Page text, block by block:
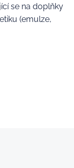
se na doplňky
(emulze,